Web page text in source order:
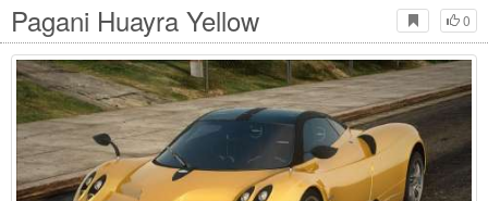
0
Pagani Huayra Yellow